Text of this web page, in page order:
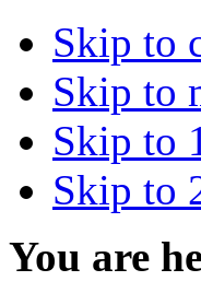
Skip to
Skip to
Skip to
Skip to
You are